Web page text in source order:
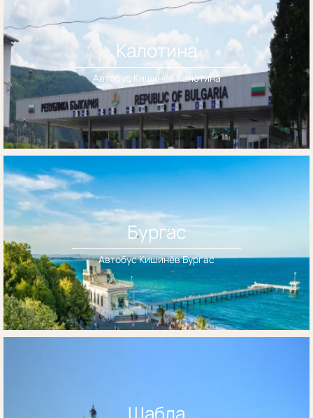
Калотина
Автобус Кишинёв Калотина
Бургас
Автобус Кишинёв Бургас